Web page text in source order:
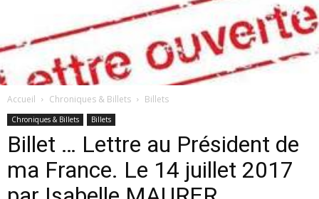
Accueil Chroniques & Billets Billets
Chroniques & Billets Billets
Billet … Lettre au Président de
ma France. Le 14 juillet 2017